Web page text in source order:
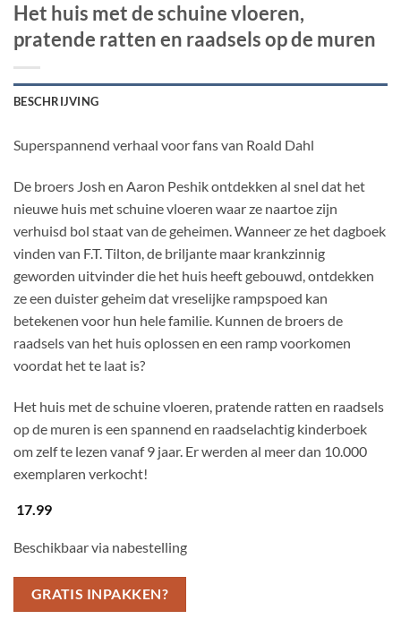
Het huis met de schuine vloeren,
pratende ratten en raadsels op de muren
BESCHRIJVING
Superspannend verhaal voor fans van Roald Dahl
De broers Josh en Aaron Peshik ontdekken al snel dat het
nieuwe huis met schuine vloeren waar ze naartoe zijn
verhuisd bol staat van de geheimen. Wanneer ze het dagboek
vinden van F.T. Tilton, de briljante maar krankzinnig
geworden uitvinder die het huis heeft gebouwd, ontdekken
ze een duister geheim dat vreselijke rampspoed kan
betekenen voor hun hele familie. Kunnen de broers de
raadsels van het huis oplossen en een ramp voorkomen
voordat het te laat is?
Het huis met de schuine vloeren, pratende ratten en raadsels
op de muren is een spannend en raadselachtig kinderboek
om zelf te lezen vanaf 9 jaar. Er werden al meer dan 10.000
exemplaren verkocht!
17.99
Beschikbaar via nabestelling
GRATIS INPAKKEN?